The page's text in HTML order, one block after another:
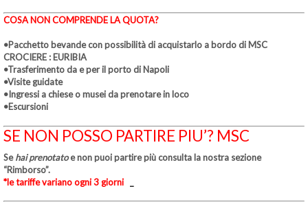
COSA NON COMPRENDE LA QUOTA?
•Pacchetto bevande con possibilità di acquistarlo a bordo di MSC
CROCIERE : EURIBIA
•Trasferimento da e per il porto di Napoli
•Visite guidate
•Ingressi a chiese o musei da prenotare in loco
•Escursioni
SE NON POSSO PARTIRE PIU’? MSC
Sehai prenotatoe non puoi partire più consulta la nostra sezione
“Rimborso”.
*le tariffe variano ogni 3 giorni